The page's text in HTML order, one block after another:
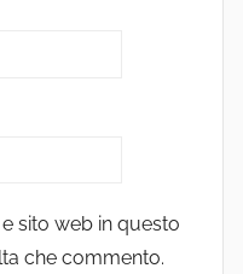
sito web in questo
che commento.